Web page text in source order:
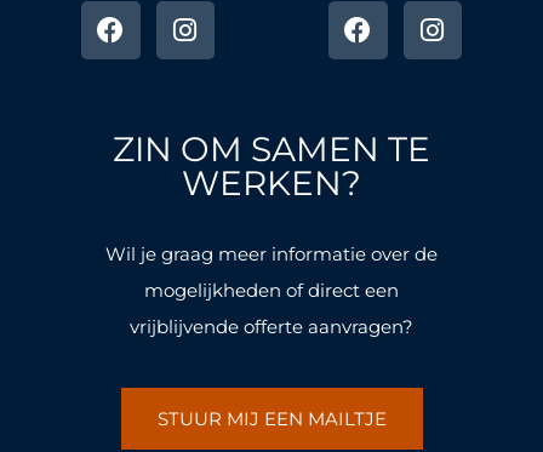
a
c
e
o
n
s
t
r
a
m
a
c
e
o
k
n
s
t
ZIN OM SAMEN TE
WERKEN?
Wil je graag meer informatie over de
mogelijkheden of direct een
vrijblijvende offerte aanvragen?
STUUR MIJ EEN MAILTJE